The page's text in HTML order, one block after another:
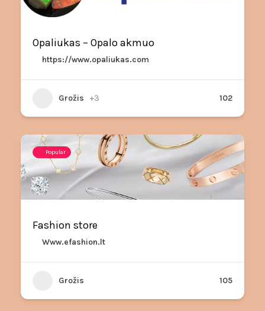
Opaliukas – Opalo akmuo
https://www.opaliukas.com
Grožis +3 102
Popular
Fashion store
Www.efashion.lt
Grožis 105